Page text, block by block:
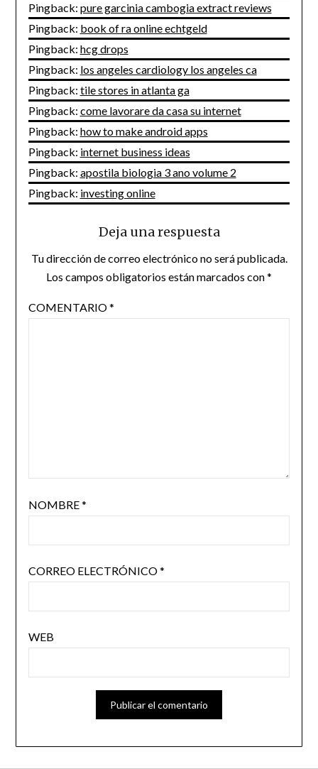
Pingback: pure garcinia cambogia extract reviews
Pingback: book of ra online echtgeld
Pingback: hcg drops
Pingback: los angeles cardiology los angeles ca
Pingback: tile stores in atlanta ga
Pingback: come lavorare da casa su internet
Pingback: how to make android apps
Pingback: internet business ideas
Pingback: apostila biologia 3 ano volume 2
Pingback: investing online
Deja una respuesta
Tu dirección de correo electrónico no será publicada.
Los campos obligatorios están marcados con*
COMENTARIO*
NOMBRE*
CORREO ELECTRÓNICO*
WEB